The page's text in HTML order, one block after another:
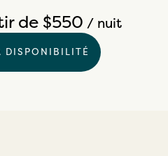
de $550 / nuit
DISPONIBILITÉ